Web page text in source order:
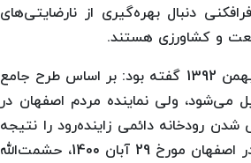
دنبال بهره‌گیری از نارضایتی‌های
و کشاورزی هستند.
درحالی‌که استاندار اصفهان در مصاحبه با خبرگزاری تسنیم در تاریخ 13 بهمن 1392 گفته بود: بر اساس طرح جامع
می‌شود، ولی نماینده مردم اصفهان در
طی بیاناتی عجیب، فصلی شدن رودخانه دائمی زاینده‌رود را نتیجه
مدیریت نادرست وزارت نیرو مطرح می‌کند؛ یا به گزارش خبرگزاری برنا در اصفهان مورخ 29 آبان 1400، حشمت‌الله